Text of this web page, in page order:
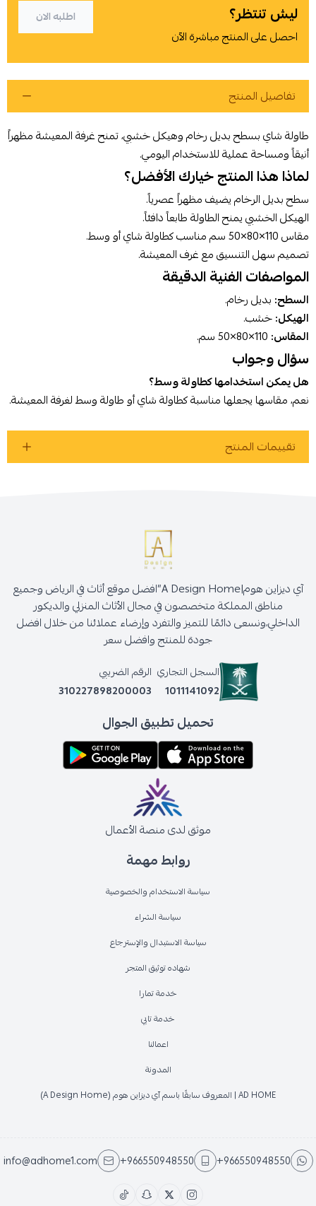
ليش تنتظر؟
احصل على المنتج مباشرة الآن
اطلبه الان
أوافق على سياسة الشراء
اطلب المنتج
تفاصيل المنتج
طاولة شاي بسطح بديل رخام وهيكل خشبي، تمنح غرفة المعيشة مظهراً
أنيقاً ومساحة عملية للاستخدام اليومي.
لماذا هذا المنتج خيارك الأفضل؟
سطح بديل الرخام يضيف مظهراً عصرياً.
الهيكل الخشبي يمنح الطاولة طابعاً دافئاً.
مقاس 110×80×50 سم مناسب كطاولة شاي أو وسط.
تصميم سهل التنسيق مع غرف المعيشة.
المواصفات الفنية الدقيقة
السطح: بديل رخام.
الهيكل:خشب.
المقاس:
سؤال وجواب
هل يمكن استخدامها كطاولة وسط؟
نعم، مقاسها يجعلها مناسبة كطاولة شاي أو طاولة وسط لغرفة المعيشة.
تقييمات المنتج
روابط مهمة
سياسة الاستخدام والخصوصية
سياسة الشراء
سياسة الاستبدال والإسترجاع
شهاده توثيق المتجر
خدمة تمارا
خدمة تابي
اعمالنا
المدونة
AD HOME | المعروف سابقًا باسم آي ديزاين هوم (A Design Home)
آي ديزاين هوم|A Design Home”افضل موقع أثاث في الرياض وجميع
مناطق المملكة متخصصون في مجال الأثاث المنزلي والديكور
الداخلي،ونسعى دائمًا للتميز والتفرد وإرضاء عملائنا من خلال افضل
جودة للمنتج وافضل سعر
السجل التجاري
1011141092
الرقم الضريبي
310227898200003
تحميل تطبيق الجوال
موثق لدى منصة الأعمال
+966550948550
+966550948550
info@adhome1.com